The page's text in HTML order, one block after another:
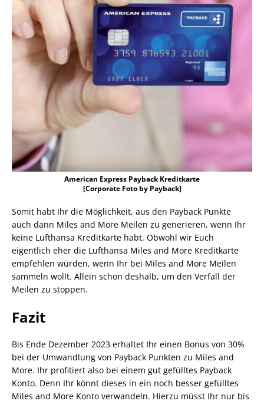
American Express Payback Kreditkarte
[Corporate Foto by Payback]
Somit habt Ihr die Möglichkeit, aus den Payback Punkte
auch dann Miles and More Meilen zu generieren, wenn Ihr
keine Lufthansa Kreditkarte habt. Obwohl wir Euch
eigentlich eher die Lufthansa Miles and More Kreditkarte
empfehlen würden, wenn Ihr bei Miles and More Meilen
sammeln wollt. Allein schon deshalb, um den Verfall der
Meilen zu stoppen.
Fazit
Bis Ende Dezember 2023 erhaltet Ihr einen Bonus von 30%
bei der Umwandlung von Payback Punkten zu Miles and
More. Ihr profitiert also bei einem gut gefülltes Payback
Konto. Denn Ihr könnt dieses in ein noch besser gefülltes
Miles and More Konto verwandeln. Hierzu müsst Ihr nur bis